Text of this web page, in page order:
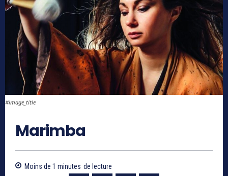
#image_title
Marimba
Moins de 1 minutes de lecture